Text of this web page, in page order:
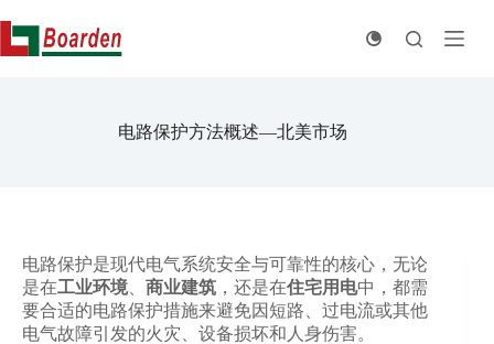
至
内
电路保护方法概述—北美市场
电路保护是现代电气系统安全与可靠性的核心，无论
是在工业环境、 商业建筑 ，还是在住宅用电中，都需
要合适的电路保护措施来避免因短路、过电流或其他
电气故障引发的火灾、设备损坏和人身伤害。